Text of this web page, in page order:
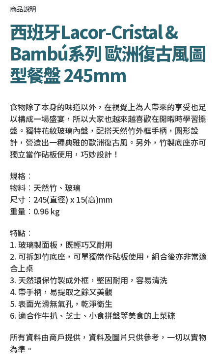
商品說明
西班牙Lacor-Cristal &
Bambú系列 歐洲復古風圖
型餐盤 245mm
食物除了本身的味道以外，在視覺上為人帶來的享受也足
以構成一場盛宴，所以大家也越來越喜歡在閒暇時學習擺
盤。獨特花紋玻璃內盤，配搭天然竹外框手柄，圓形設
計，營造出一種典雅的歐洲復古風。另外，竹製底座亦可
獨立當作砧板使用，巧妙設計！
規格︰
物料︰天然竹、玻璃
尺寸︰245(直徑) x 15(高)mm
重量︰0.96 kg
特點︰
1. 玻璃製面板，既輕巧又耐用
2. 可拆卸竹底座，可單獨當作砧板使用，組合後亦非常適
合上桌
3. 天然環保竹製成外框，堅固耐用，容易清洗
4. 帶手柄，易提取之餘又美觀
5. 表面光滑無氣孔，乾淨衛生
6. 適合作牛扒、芝士、小食拼盤等美食的上菜碟
所有資料由商戶提供，資料及圖片只供參考，一切以實物
為準。